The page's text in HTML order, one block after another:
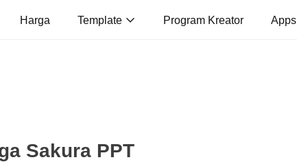
Harga Template Program Kreator Apps
Sakura PPT